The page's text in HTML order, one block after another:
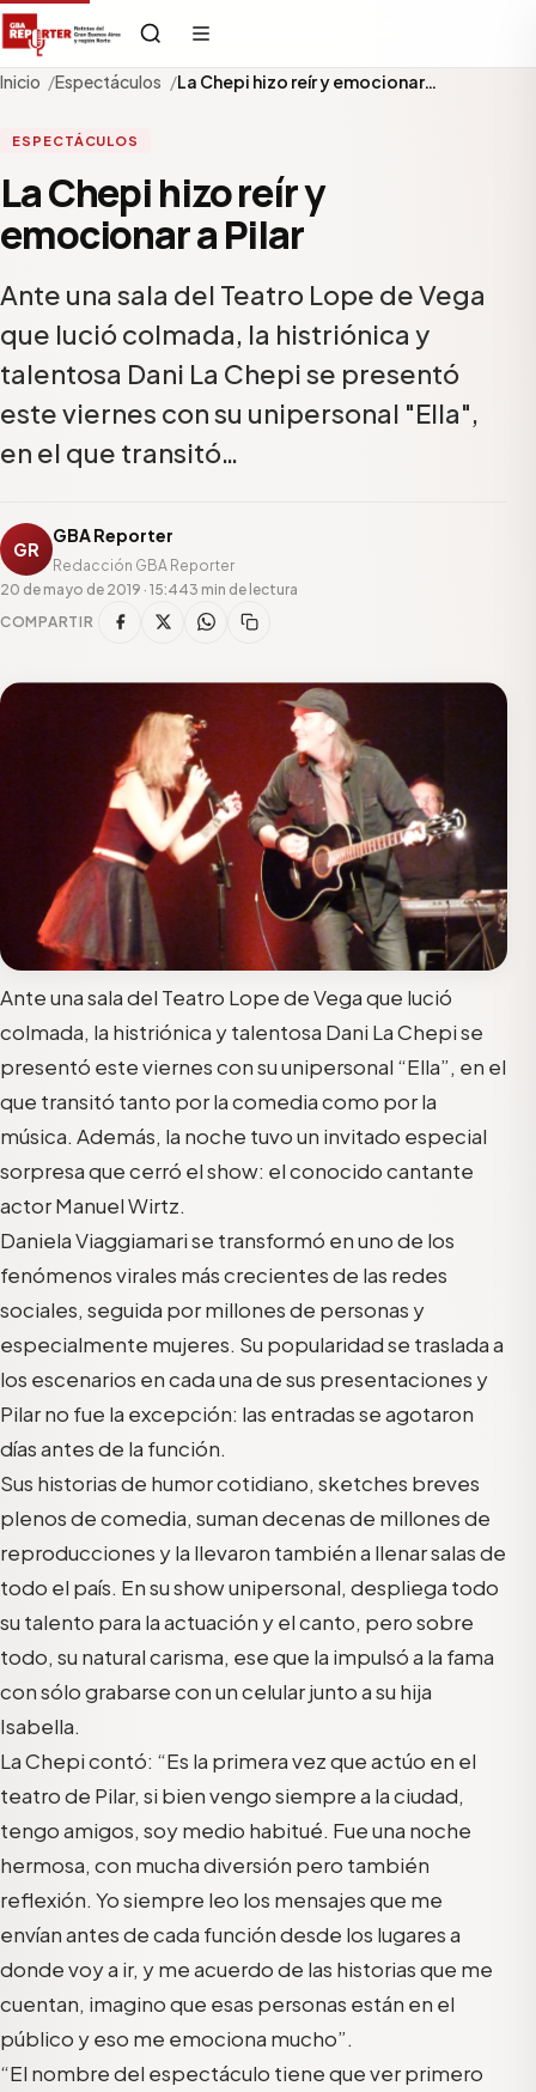
Inicio Espectáculos La Chepi hizo reír y emocionar…
ESPECTÁCULOS
La Chepi hizo reír y
emocionar a Pilar
Ante una sala del Teatro Lope de Vega
que lució colmada, la histriónica y
talentosa Dani La Chepi se presentó
este viernes con su unipersonal "Ella",
en el que transitó…
GR
GBA Reporter
Redacción GBA Reporter
20 de mayo de 2019 · 15:443 min de lectura
COMPARTIR
Ante una sala del Teatro Lope de Vega que lució
colmada, la histriónica y talentosa Dani La Chepi se
presentó este viernes con su unipersonal “Ella”, en el
que transitó tanto por la comedia como por la
música. Además, la noche tuvo un invitado especial
sorpresa que cerró el show: el conocido cantante
actor Manuel Wirtz.
Daniela Viaggiamari se transformó en uno de los
fenómenos virales más crecientes de las redes
sociales, seguida por millones de personas y
especialmente mujeres. Su popularidad se traslada a
los escenarios en cada una de sus presentaciones y
Pilar no fue la excepción: las entradas se agotaron
días antes de la función.
Sus historias de humor cotidiano, sketches breves
plenos de comedia, suman decenas de millones de
reproducciones y la llevaron también a llenar salas de
todo el país. En su show unipersonal, despliega todo
su talento para la actuación y el canto, pero sobre
todo, su natural carisma, ese que la impulsó a la fama
con sólo grabarse con un celular junto a su hija
Isabella.
La Chepi contó: “Es la primera vez que actúo en el
teatro de Pilar, si bien vengo siempre a la ciudad,
tengo amigos, soy medio habitué. Fue una noche
hermosa, con mucha diversión pero también
reflexión. Yo siempre leo los mensajes que me
envían antes de cada función desde los lugares a
donde voy a ir, y me acuerdo de las historias que me
cuentan, imagino que esas personas están en el
público y eso me emociona mucho”.
“El nombre del espectáculo tiene que ver primero